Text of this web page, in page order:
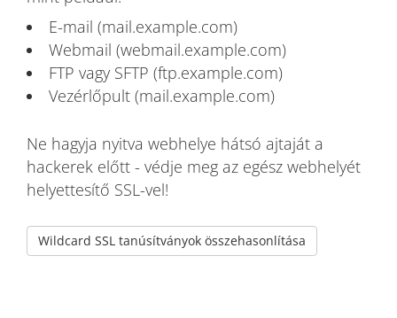
E-mail (mail.example.com)
Webmail (webmail.example.com)
FTP vagy SFTP (ftp.example.com)
Vezérlőpult (mail.example.com)
Ne hagyja nyitva webhelye hátsó ajtaját a
hackerek előtt - védje meg az egész webhelyét
helyettesítő SSL-vel!
Wildcard SSL tanúsítványok összehasonlítása